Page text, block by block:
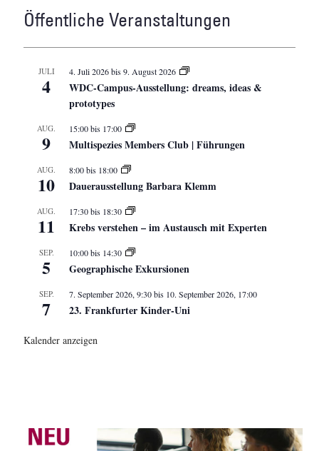
Öffentliche Veranstaltungen
JULI
4
4. Juli 2026bis9. August 2026
WDC-Campus-Ausstellung: dreams, ideas &
prototypes
AUG.
9
15:00bis 17:00
Multispezies Members Club | Führungen
AUG.
10
8:00bis 18:00
Dauerausstellung Barbara Klemm
AUG.
11
17:30bis 18:30
Krebs verstehen – im Austausch mit Experten
SEP.
5
10:00bis 14:30
Geographische Exkursionen
SEP.
7
7. September 2026, 9:30bis 10. September 2026, 17:00
23. Frankfurter Kinder-Uni
Kalender anzeigen